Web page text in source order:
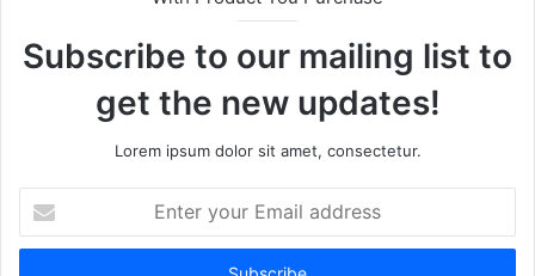
Subscribe to our mailing list to
get the new updates!
Lorem ipsum dolor sit amet, consectetur.
your
Email